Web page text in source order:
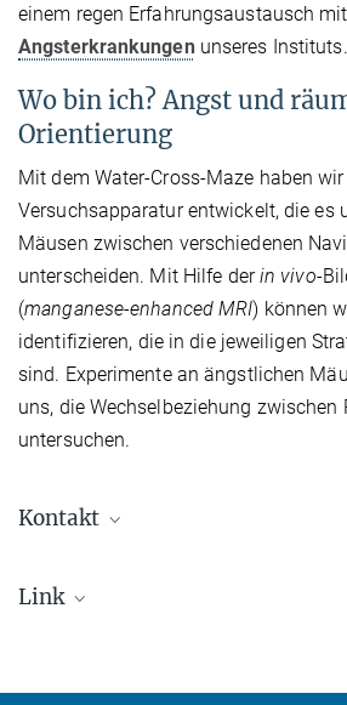
einem regen Erfahrungsaustausch
Angsterkrankungen unseres Instituts.
Wo bin ich? Angst und
Orientierung
Mit dem Water-Cross-Maze haben
Versuchsapparatur entwickelt, die es
Mäusen zwischen verschiedenen
unterscheiden. Mit Hilfe derin vivo-
(manganese-enhanced MRI) können
identifizieren, die in die jeweiligen
sind. Experimente an ängstlichen
uns, die Wechselbeziehung zwischen
untersuchen.
Kontakt
wotjak@...
Link